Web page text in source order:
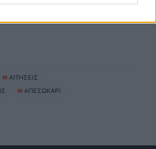
# ΑΙΤΗΣΕΙΣ
# ΑΠΕΣΩΚΑΡΙ